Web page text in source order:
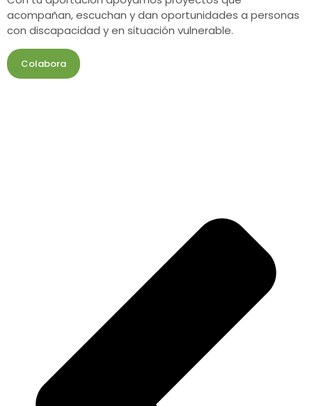
acompañan, escuchan y dan oportunidades a personas
con discapacidad y en situación vulnerable.
Colabora